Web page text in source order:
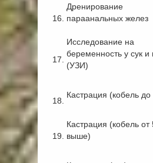
16.
Дренирование
параанальных желез
17.
Исследование на
беременность у сук и
(УЗИ)
18.
Кастрация (кобель до
19.
Кастрация (кобель от
выше)